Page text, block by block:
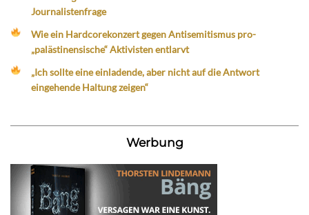
Journalistenfrage
Wie ein Hardcorekonzert gegen Antisemitismus pro-
„palästinensische“ Aktivisten entlarvt
„Ich sollte eine einladende, aber nicht auf die Antwort
eingehende Haltung zeigen“
Werbung